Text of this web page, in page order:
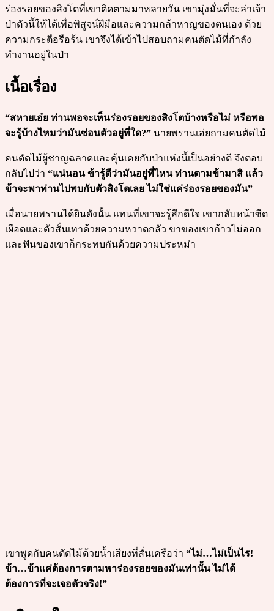
ร่องรอยของสิงโตที่เขาติดตามมาหลายวัน เขามุ่งมั่นที่จะล่าเจ้า
ป่าตัวนี้ให้ได้เพื่อพิสูจน์ฝีมือและความกล้าหาญของตนเอง ด้วย
ความกระตือรือร้น เขาจึงได้เข้าไปสอบถามคนตัดไม้ที่กำลัง
ทำงานอยู่ในป่า
เนื้อเรื่อง
“สหายเอ๋ย ท่านพอจะเห็นร่องรอยของสิงโตบ้างหรือไม่ หรือพอ
จะรู้บ้างไหมว่ามันซ่อนตัวอยู่ที่ใด?” นายพรานเอ่ยถามคนตัดไม้
คนตัดไม้ผู้ชาญฉลาดและคุ้นเคยกับป่าแห่งนี้เป็นอย่างดี จึงตอบ
กลับไปว่า “แน่นอน ข้ารู้ดีว่ามันอยู่ที่ไหน ท่านตามข้ามาสิ แล้ว
ข้าจะพาท่านไปพบกับตัวสิงโตเลย ไม่ใช่แค่ร่องรอยของมัน”
เมื่อนายพรานได้ยินดังนั้น แทนที่เขาจะรู้สึกดีใจ เขากลับหน้าซีด
เผือดและตัวสั่นเทาด้วยความหวาดกลัว ขาของเขาก้าวไม่ออก
และฟันของเขาก็กระทบกันด้วยความประหม่า
เขาพูดกับคนตัดไม้ด้วยน้ำเสียงที่สั่นเครือว่า “ไม่…ไม่เป็นไร!
ข้า…ข้าแค่ต้องการตามหาร่องรอยของมันเท่านั้น ไม่ได้
ต้องการที่จะเจอตัวจริง!”